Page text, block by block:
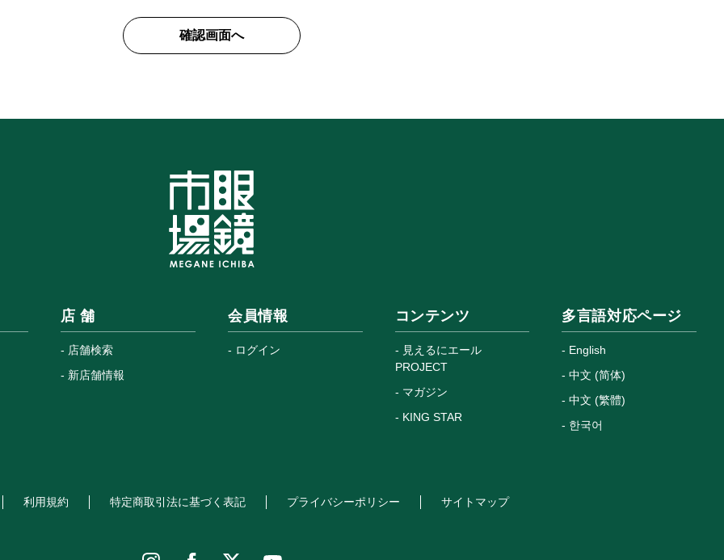
店 舗
店舗検索
新店舗情報
会員情報
ログイン
コンテンツ
見えるにエール
PROJECT
マガジン
KING STAR
多言語対応ページ
English
中文 (简体)
中文 (繁體)
한국어
利用規約 特定商取引法に基づく表記 プライバシーポリシー サイトマップ